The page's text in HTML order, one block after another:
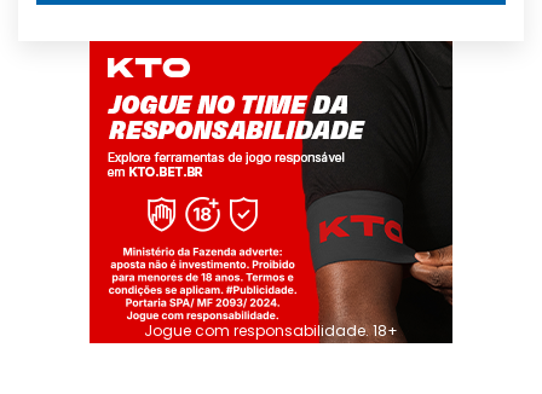
Jogue com responsabilidade. 18+